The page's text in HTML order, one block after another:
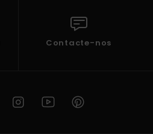
Contacte-nos